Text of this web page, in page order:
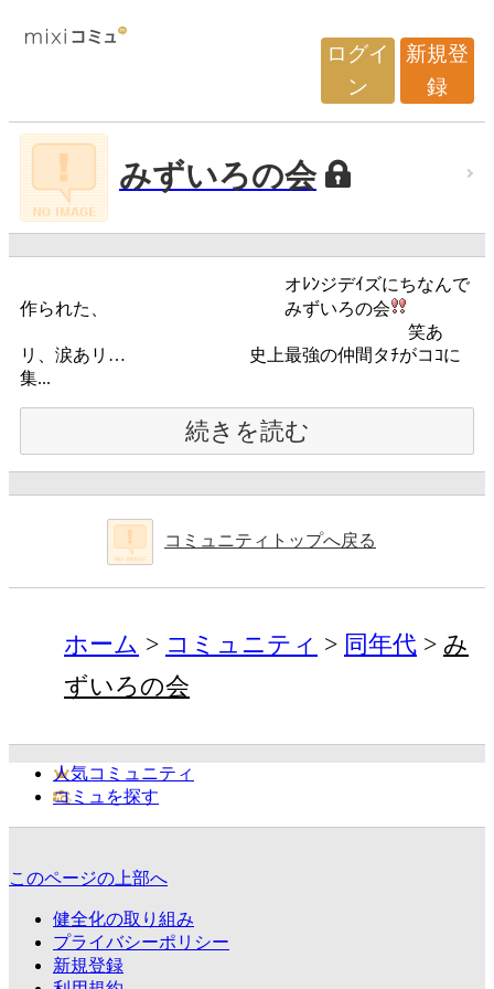
ログイ
ン
新規登
録
みずいろの会
オﾚﾝジデｲズにちなんで
作られた、 みずいろの会
笑あ
リ、涙あリ… 史上最強の仲間タﾁがコｺに
集...
続きを読む
コミュニティトップへ戻る
ホーム コミュニティ 同年代
み
ずいろの会
人気コミュニティ
コミュを探す
このページの上部へ
健全化の取り組み
プライバシーポリシー
新規登録